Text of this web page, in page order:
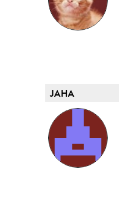
JAHA